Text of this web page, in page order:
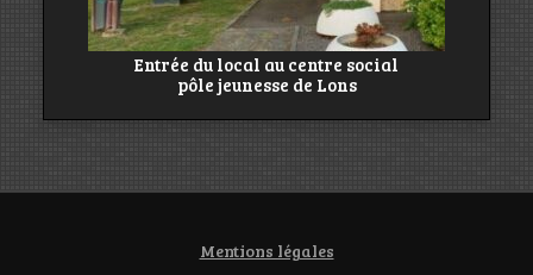
Entrée du local au centre social
pôle jeunesse de Lons
Mentions légales